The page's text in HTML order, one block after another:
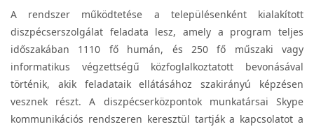
A rendszer működtetése a településenként kialakított
diszpécserszolgálat feladata lesz, amely a program teljes
időszakában 1110 fő humán, és 250 fő műszaki vagy
informatikus végzettségű közfoglalkoztatott bevonásával
történik, akik feladataik ellátásához szakirányú képzésen
vesznek részt. A diszpécserközpontok munkatársai Skype
kommunikációs rendszeren keresztül tartják a kapcsolatot a